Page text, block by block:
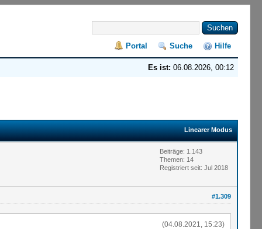
Portal Suche Hilfe
Es ist: 06.08.2026, 00:12
Linearer Modus
Beiträge: 1.143
Themen: 14
Registriert seit: Jul 2018
#1.309
(04.08.2021, 15:23)